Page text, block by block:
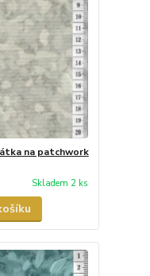
na patchwork
Skladem 2 ks